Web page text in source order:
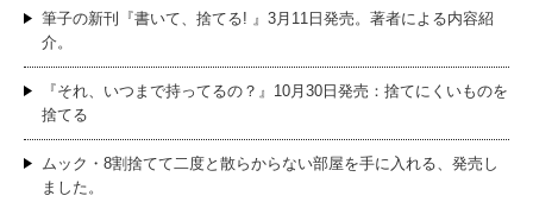
筆子の新刊『書いて、捨てる! 』3月11日発売。著者による内容紹
介。
『それ、いつまで持ってるの？』10月30日発売：捨てにくいものを
捨てる
ムック・8割捨てて二度と散らからない部屋を手に入れる、発売し
ました。